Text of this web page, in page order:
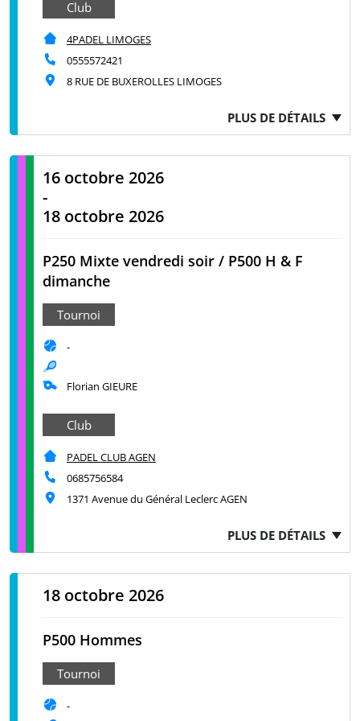
Club
4PADEL LIMOGES
0555572421
8 RUE DE BUXEROLLES LIMOGES
PLUS DE DÉTAILS
16 octobre 2026
-
18 octobre 2026
P250 Mixte vendredi soir / P500 H & F
dimanche
Tournoi
-
Florian GIEURE
Club
PADEL CLUB AGEN
0685756584
1371 Avenue du Général Leclerc AGEN
PLUS DE DÉTAILS
18 octobre 2026
P500 Hommes
Tournoi
-